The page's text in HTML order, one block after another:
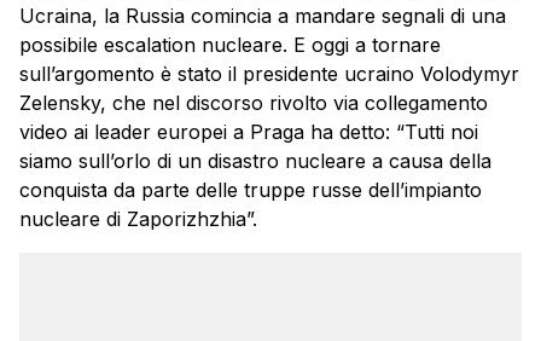
Ucraina, la Russia comincia a mandare segnali di una
possibile escalation nucleare. E oggi a tornare
sull’argomento è stato il presidente ucraino Volodymyr
Zelensky, che nel discorso rivolto via collegamento
video ai leader europei a Praga ha detto: “Tutti noi
siamo sull’orlo di un disastro nucleare a causa della
conquista da parte delle truppe russe dell’impianto
nucleare di Zaporizhzhia”.